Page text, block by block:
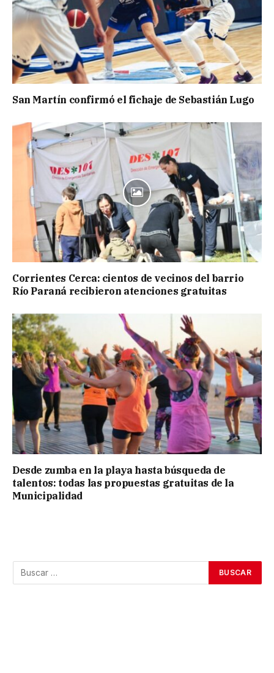
San Martín confirmó el fichaje de Sebastián Lugo
Corrientes Cerca: cientos de vecinos del barrio
Río Paraná recibieron atenciones gratuitas
Desde zumba en la playa hasta búsqueda de
talentos: todas las propuestas gratuitas de la
Municipalidad